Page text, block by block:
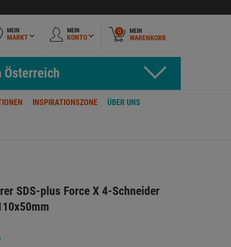
MEIN
MARKT
MEIN
KONTO
0 MEIN
WARENKORB
Österreich
INSPIRATIONSZONE ÜBER UNS
SDS-plus Force X 4-Schneider